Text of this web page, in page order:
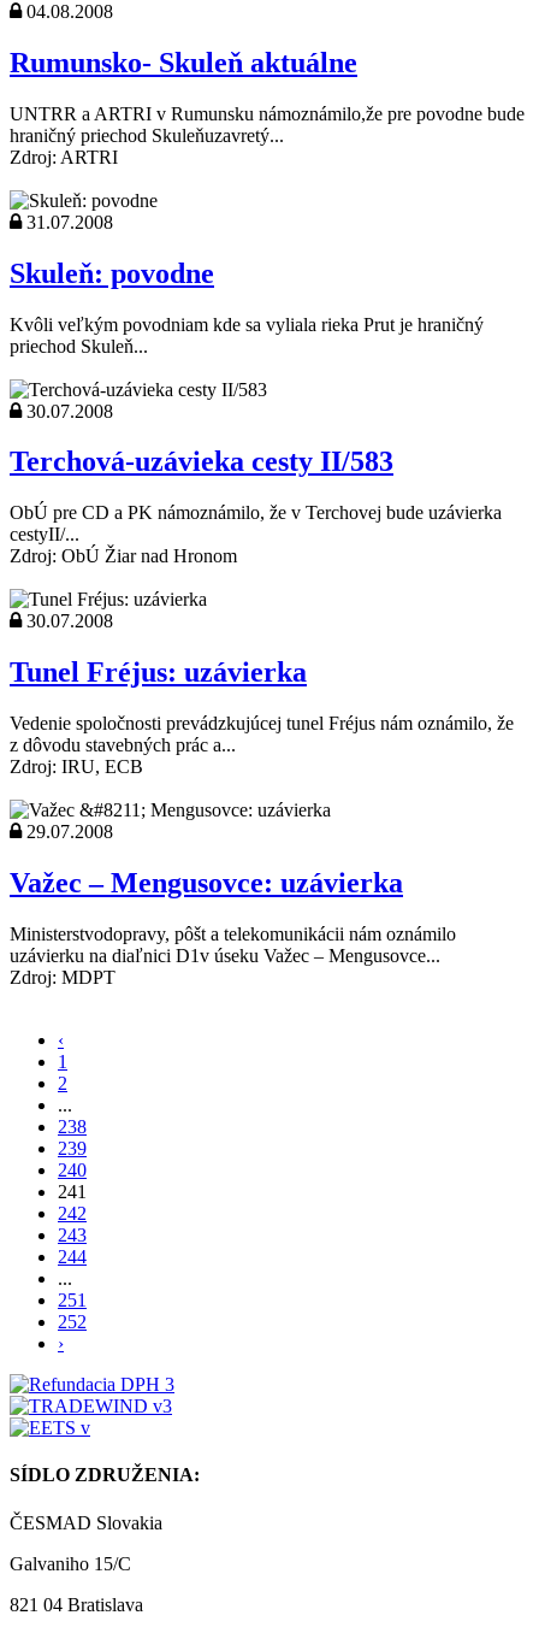
04.08.2008
Rumunsko- Skuleň aktuálne
UNTRR a ARTRI v Rumunsku námoznámilo,že pre povodne bude
hraničný priechod Skuleňuzavretý...
Zdroj: ARTRI
31.07.2008
Skuleň: povodne
Kvôli veľkým povodniam kde sa vyliala rieka Prut je hraničný
priechod Skuleň...
30.07.2008
Terchová-uzávieka cesty II/583
ObÚ pre CD a PK námoznámilo, že v Terchovej bude uzávierka
cestyII/...
Zdroj: ObÚ Žiar nad Hronom
30.07.2008
Tunel Fréjus: uzávierka
Vedenie spoločnosti prevádzkujúcej tunel Fréjus nám oznámilo, že
z dôvodu stavebných prác a...
Zdroj: IRU, ECB
29.07.2008
Važec – Mengusovce: uzávierka
Ministerstvodopravy, pôšt a telekomunikácii nám oznámilo
uzávierku na diaľnici D1v úseku Važec – Mengusovce...
Zdroj: MDPT
‹
1
2
...
238
239
240
241
242
243
244
...
251
252
›
SÍDLO ZDRUŽENIA:
ČESMAD Slovakia
Galvaniho 15/C
821 04 Bratislava